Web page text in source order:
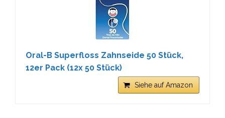
Oral-B Superfloss Zahnseide 50 Stück,
12er Pack (12x 50 Stück)
Siehe auf Amazon